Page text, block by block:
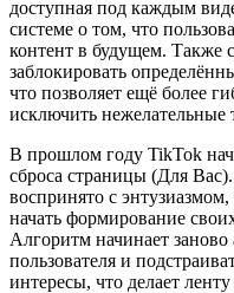
доступная под каждым
системе о том, что
контент в будущем. Также
заблокировать
что позволяет ещё более
исключить нежелательные
В прошлом году TikTok
сброса страницы (Для
воспринято с
начать формирование
Алгоритм начинает заново
пользователя и
интересы, что делает